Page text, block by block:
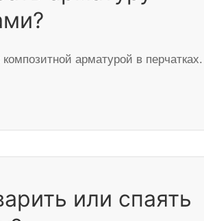
арматурой в перчатках.
или спаять